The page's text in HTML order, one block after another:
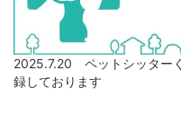
2025.7.20 ペットシッター
録しております